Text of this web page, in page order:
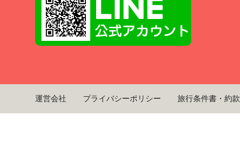
運営会社 プライバシーポリシー 旅行条件書・約款